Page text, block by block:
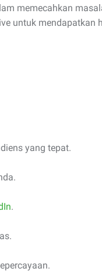
memecahkan
untuk mendapatkan
yang tepat.
.